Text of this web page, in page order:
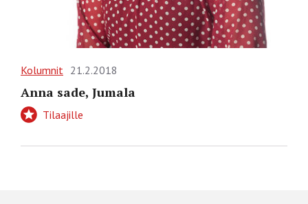
Kolumnit 21.2.2018
Anna sade, Jumala
Tilaajille